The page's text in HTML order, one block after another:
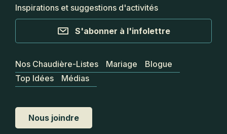
Inspirations et suggestions d'activités
S'abonner à l'infolettre
Nous joindre
Nos Chaudière-Listes Mariage
Blogue
Top Idées
Médias